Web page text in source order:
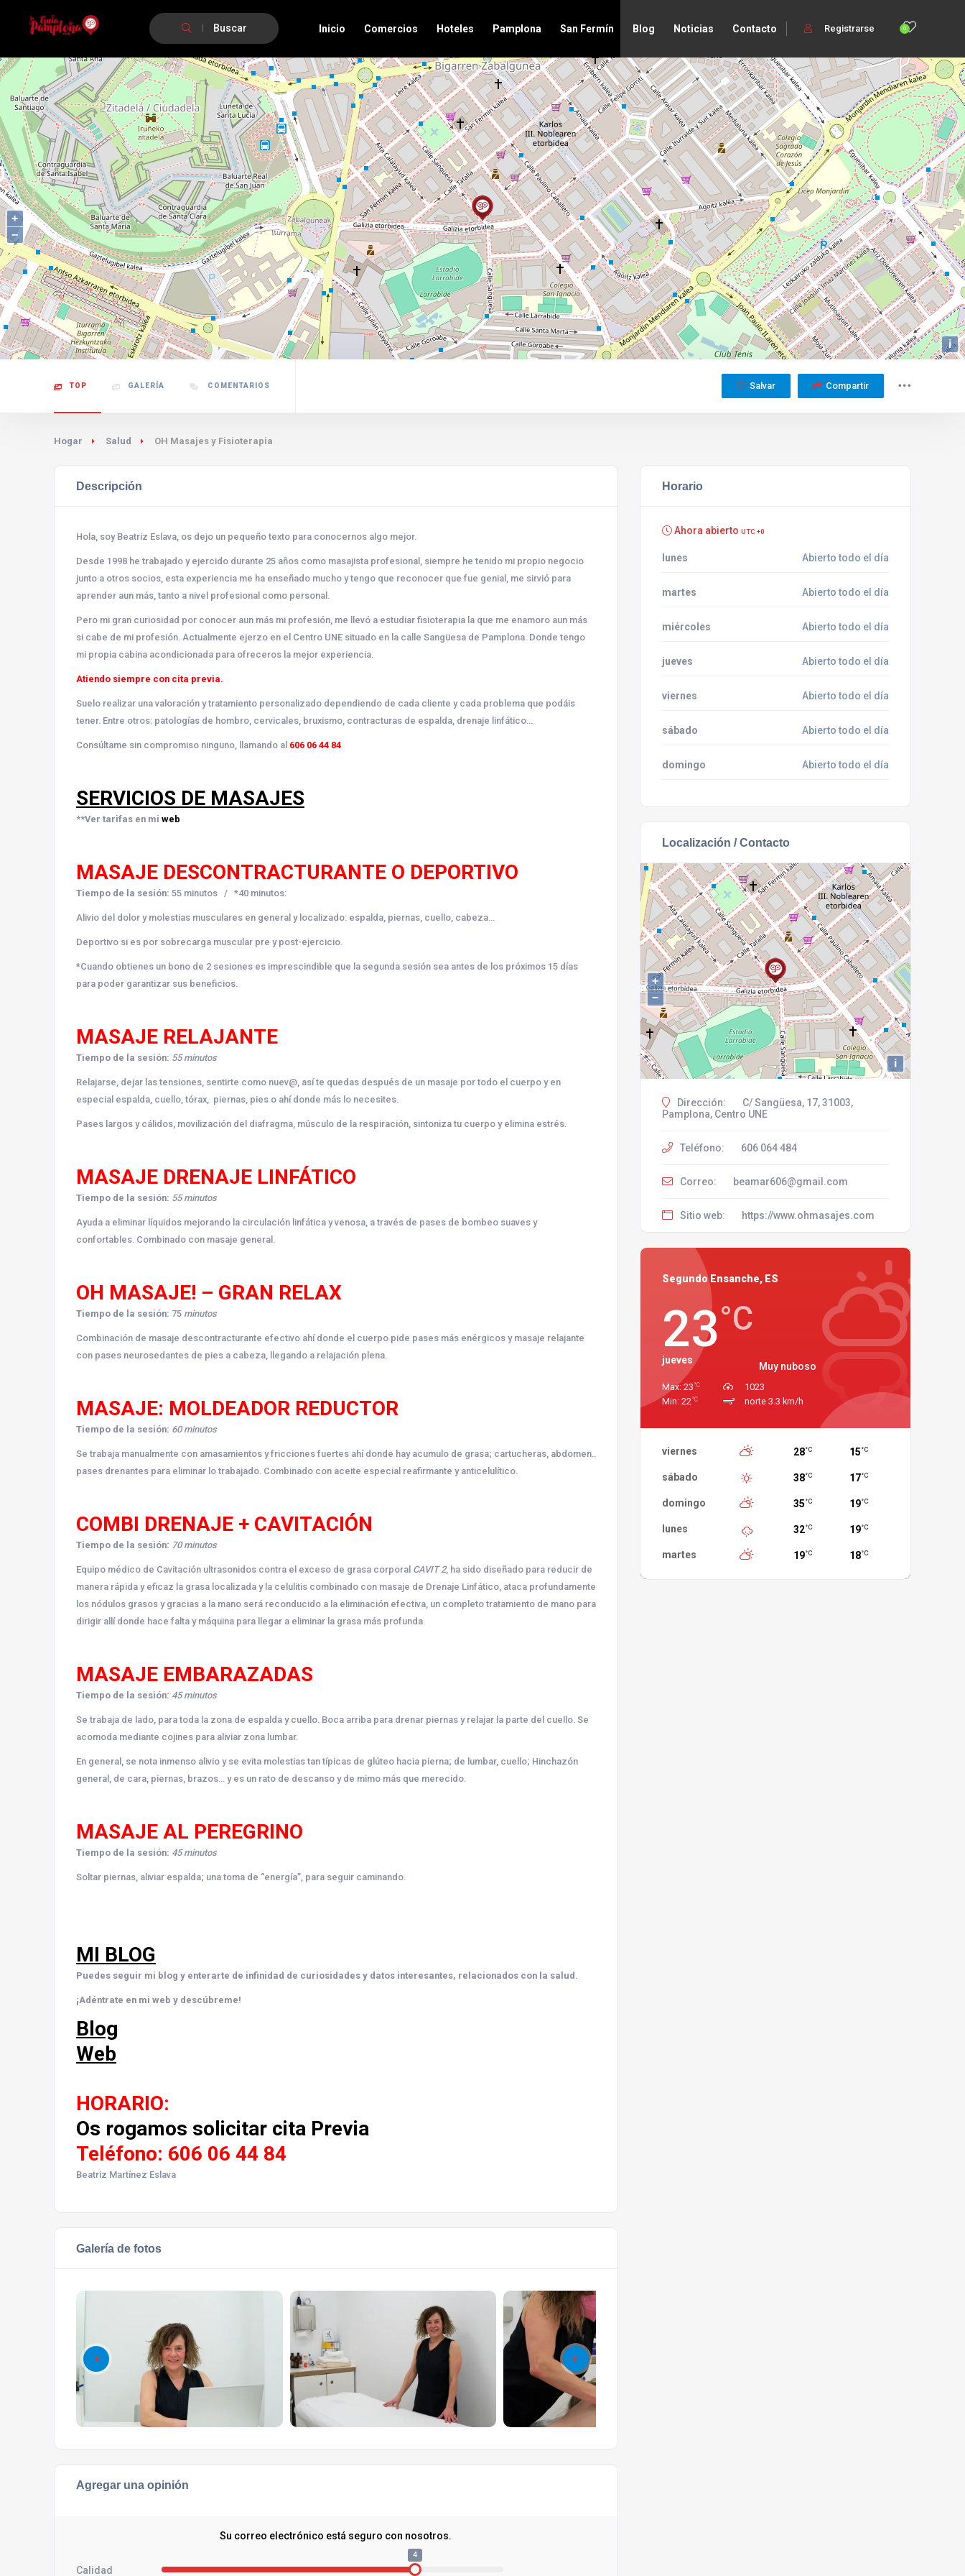
Buscar 0
Registrarse
Inicio Comercios Hoteles Pamplona San Fermín Blog Noticias Contacto
+
−
i
TOP GALERÍA COMENTARIOS Salvar Compartir
Hogar Salud OH Masajes y Fisioterapia
Descripción
Hola, soy Beatriz Eslava, os dejo un pequeño texto para conocernos algo mejor.
Desde 1998 he trabajado y ejercido durante 25 años como masajista profesional, siempre he tenido mi propio negocio
junto a otros socios, esta experiencia me ha enseñado mucho y tengo que reconocer que fue genial, me sirvió para
aprender aun más, tanto a nivel profesional como personal.
Pero mi gran curiosidad por conocer aun más mi profesión, me llevó a estudiar fisioterapia la que me enamoro aun más
si cabe de mi profesión. Actualmente ejerzo en el Centro UNE situado en la calle Sangüesa de Pamplona. Donde tengo
mi propia cabina acondicionada para ofreceros la mejor experiencia.
Atiendo siempre con cita previa.
Suelo realizar una valoración y tratamiento personalizado dependiendo de cada cliente y cada problema que podáis
tener. Entre otros: patologías de hombro, cervicales, bruxismo, contracturas de espalda, drenaje linfático…
Consúltame sin compromiso ninguno, llamando al 606 06 44 84
SERVICIOS DE MASAJES
**Ver tarifas en mi web
MASAJE DESCONTRACTURANTE O DEPORTIVO
Tiempo de la sesión: 55 minutos / *40 minutos:
Alivio del dolor y molestias musculares en general y localizado: espalda, piernas, cuello, cabeza…
Deportivo si es por sobrecarga muscular pre y post-ejercicio.
*Cuando obtienes un bono de 2 sesiones es imprescindible que la segunda sesión sea antes de los próximos 15 días
para poder garantizar sus beneficios.
MASAJE RELAJANTE
Tiempo de la sesión: 55 minutos
Relajarse, dejar las tensiones, sentirte como nuev@, así te quedas después de un masaje por todo el cuerpo y en
especial espalda, cuello, tórax, piernas, pies o ahí donde más lo necesites.
Pases largos y cálidos, movilización del diafragma, músculo de la respiración, sintoniza tu cuerpo y elimina estrés.
MASAJE DRENAJE LINFÁTICO
Tiempo de la sesión: 55 minutos
Ayuda a eliminar líquidos mejorando la circulación linfática y venosa, a través de pases de bombeo suaves y
confortables. Combinado con masaje general.
OH MASAJE! – GRAN RELAX
Tiempo de la sesión: 75 minutos
Combinación de masaje descontracturante efectivo ahí donde el cuerpo pide pases más enérgicos y masaje relajante
con pases neurosedantes de pies a cabeza, llegando a relajación plena.
MASAJE: MOLDEADOR REDUCTOR
Tiempo de la sesión: 60 minutos
Se trabaja manualmente con amasamientos y fricciones fuertes ahí donde hay acumulo de grasa; cartucheras, abdomen..
pases drenantes para eliminar lo trabajado. Combinado con aceite especial reafirmante y anticelulítico.
COMBI DRENAJE + CAVITACIÓN
Tiempo de la sesión: 70 minutos
Equipo médico de Cavitación ultrasonidos contra el exceso de grasa corporal CAVIT 2, ha sido diseñado para reducir de
manera rápida y eficaz la grasa localizada y la celulitis combinado con masaje de Drenaje Linfático, ataca profundamente
los nódulos grasos y gracias a la mano será reconducido a la eliminación efectiva, un completo tratamiento de mano para
dirigir allí donde hace falta y máquina para llegar a eliminar la grasa más profunda.
MASAJE EMBARAZADAS
Tiempo de la sesión: 45 minutos
Se trabaja de lado, para toda la zona de espalda y cuello. Boca arriba para drenar piernas y relajar la parte del cuello. Se
acomoda mediante cojines para aliviar zona lumbar.
En general, se nota inmenso alivio y se evita molestias tan típicas de glúteo hacia pierna; de lumbar, cuello; Hinchazón
general, de cara, piernas, brazos… y es un rato de descanso y de mimo más que merecido.
MASAJE AL PEREGRINO
Tiempo de la sesión: 45 minutos
Soltar piernas, aliviar espalda; una toma de “energía”, para seguir caminando.
MI BLOG
Puedes seguir mi blog y enterarte de infinidad de curiosidades y datos interesantes, relacionados con la salud.
¡Adéntrate en mi web y descúbreme!
Blog
Web
HORARIO:
Os rogamos solicitar cita Previa
Teléfono: 606 06 44 84
Beatriz Martínez Eslava
Galería de fotos
Agregar una opinión
Su correo electrónico está seguro con nosotros.
Calidad
4
Horario
Ahora abierto UTC +0
lunes Abierto todo el día
martes Abierto todo el día
miércoles Abierto todo el día
jueves Abierto todo el día
viernes Abierto todo el día
sábado Abierto todo el día
domingo Abierto todo el día
Localización / Contacto
+
−
i
Dirección:
C/ Sangüesa, 17, 31003,
Pamplona, Centro UNE
Teléfono: 606 064 484
Correo: beamar606@gmail.com
Sitio web: https://www.ohmasajes.com
Segundo Ensanche, ES
23°C
Muy nuboso
jueves
Max: 23 °C
Min: 22°C
1023
norte 3.3 km/h
viernes 28°C 15 °C
sábado 38°C 17°C
domingo 35 °C 19°C
lunes 32°C 19°C
martes 19°C 18°C